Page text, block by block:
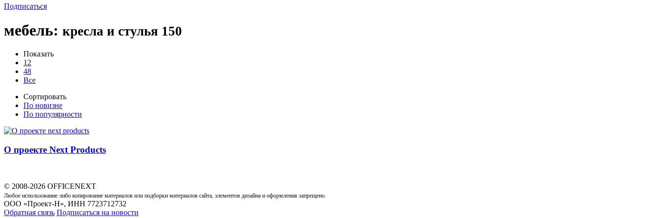
Подписаться
мебель: кресла и стулья 150
Показать
12
48
Все
Сортировать
По новизне
По популярности
О проекте Next Products
© 2008-2026 OFFICENEXT
Любое использование либо копирование материалов или подборки материалов сайта, элементов дизайна и оформления запрещено.
ООО «Проект-Н», ИНН 7723712732
Обратная связь Подписаться на новости